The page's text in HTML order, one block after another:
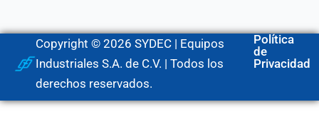
Copyright © 2026 SYDEC | Equipos
Industriales S.A. de C.V. | Todos los
derechos reservados.
Política
de
Privacidad